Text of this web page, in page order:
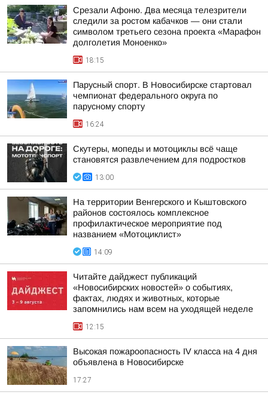
Срезали Афоню. Два месяца телезрители
следили за ростом кабачков — они стали
символом третьего сезона проекта «Марафон
долголетия Моноенко»
18:15
Парусный спорт. В Новосибирске стартовал
чемпионат федерального округа по
парусному спорту
16:24
Скутеры, мопеды и мотоциклы всё чаще
становятся развлечением для подростков
13:00
На территории Венгерского и Кыштовского
районов состоялось комплексное
профилактическое мероприятие под
названием «Мотоциклист»
14:09
Читайте дайджест публикаций
«Новосибирских новостей» о событиях,
фактах, людях и животных, которые
запомнились нам всем на уходящей неделе
12:15
Высокая пожароопасность IV класса на 4 дня
объявлена в Новосибирске
17:27